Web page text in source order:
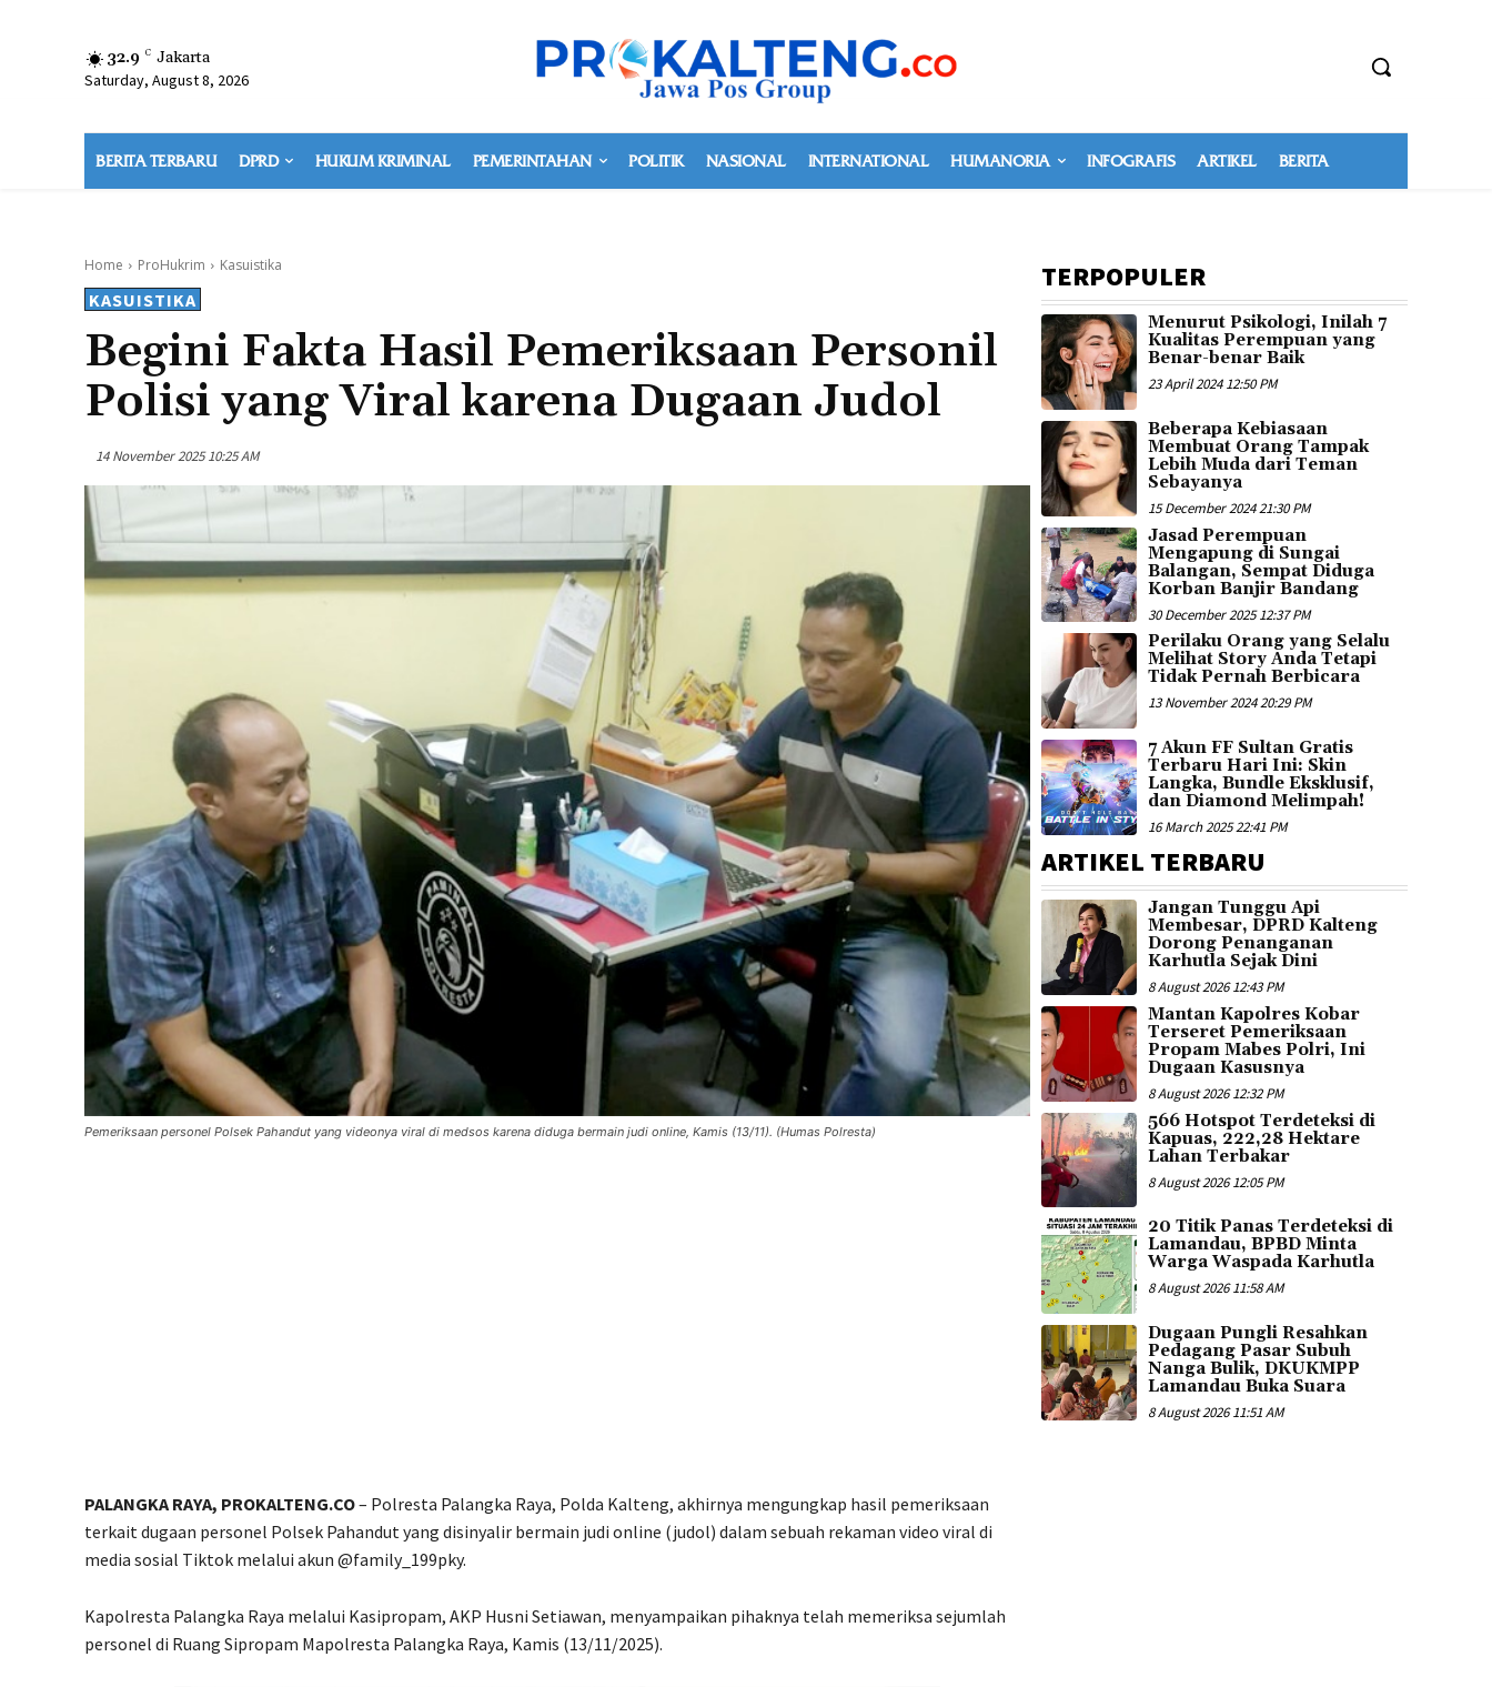
32.9 C Jakarta
Saturday, August 8, 2026
BERITA TERBARU DPRD HUKUM KRIMINAL PEMERINTAHAN POLITIK NASIONAL INTERNATIONAL HUMANORIA INFOGRAFIS ARTIKEL BERITA
Home ProHukrim Kasuistika
KASUISTIKA
Begini Fakta Hasil Pemeriksaan Personil
Polisi yang Viral karena Dugaan Judol
14 November 2025 10:25 AM
Pemeriksaan personel Polsek Pahandut yang videonya viral di medsos karena diduga bermain judi online, Kamis (13/11). (Humas Polresta)
PALANGKA RAYA, PROKALTENG.CO– Polresta Palangka Raya, Polda Kalteng, akhirnya mengungkap hasil pemeriksaan
terkait dugaan personel Polsek Pahandut yang disinyalir bermain judi online (judol) dalam sebuah rekaman video viral di
media sosial Tiktok melalui akun @family_199pky.
Kapolresta Palangka Raya melalui Kasipropam, AKP Husni Setiawan, menyampaikan pihaknya telah memeriksa sejumlah
personel di Ruang Sipropam Mapolresta Palangka Raya, Kamis (13/11/2025).
TERPOPULER
Menurut Psikologi, Inilah 7
Kualitas Perempuan yang
Benar-benar Baik
23 April 2024 12:50 PM
Beberapa Kebiasaan
Membuat Orang Tampak
Lebih Muda dari Teman
Sebayanya
15 December 2024 21:30 PM
Jasad Perempuan
Mengapung di Sungai
Balangan, Sempat Diduga
Korban Banjir Bandang
30 December 2025 12:37 PM
Perilaku Orang yang Selalu
Melihat Story Anda Tetapi
Tidak Pernah Berbicara
13 November 2024 20:29 PM
7 Akun FF Sultan Gratis
Terbaru Hari Ini: Skin
Langka, Bundle Eksklusif,
dan Diamond Melimpah!
16 March 2025 22:41 PM
ARTIKEL TERBARU
Jangan Tunggu Api
Membesar, DPRD Kalteng
Dorong Penanganan
Karhutla Sejak Dini
8 August 2026 12:43 PM
Mantan Kapolres Kobar
Terseret Pemeriksaan
Propam Mabes Polri, Ini
Dugaan Kasusnya
8 August 2026 12:32 PM
566 Hotspot Terdeteksi di
Kapuas, 222,28 Hektare
Lahan Terbakar
8 August 2026 12:05 PM
20 Titik Panas Terdeteksi di
Lamandau, BPBD Minta
Warga Waspada Karhutla
8 August 2026 11:58 AM
Dugaan Pungli Resahkan
Pedagang Pasar Subuh
Nanga Bulik, DKUKMPP
Lamandau Buka Suara
8 August 2026 11:51 AM